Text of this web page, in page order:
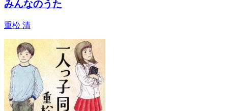
みんなのうた
重松 清